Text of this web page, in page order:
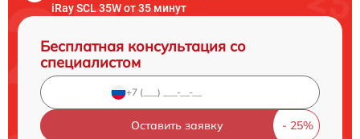
iRay SCL 35W от 35 минут
Бесплатная консультация со
специалистом
Оставить заявку